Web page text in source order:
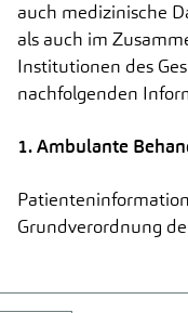
auch medizinische
als auch im
Institutionen des
nachfolgenden
1. Ambulante
Grundverordnung